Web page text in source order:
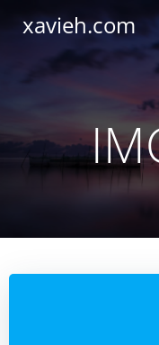
xavieh.com